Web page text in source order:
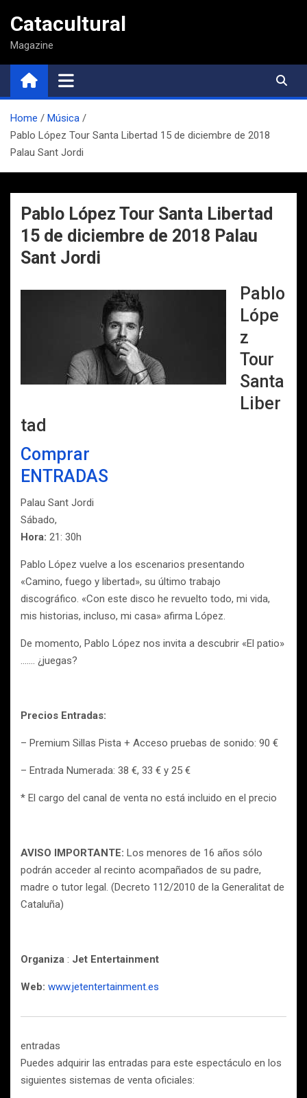
contenido
Catacultural
Magazine
Home
Música
Pablo López Tour Santa Libertad 15 de diciembre de 2018
Palau Sant Jordi
Pablo López Tour Santa Libertad
15 de diciembre de 2018 Palau
Sant Jordi
Pablo
Lópe
z
Tour
Santa
Liber
tad
Comprar
ENTRADAS
Palau Sant Jordi
Sábado,
Hora: 21: 30h
Pablo López vuelve a los escenarios presentando
«Camino, fuego y libertad», su último trabajo
discográfico. «Con este disco he revuelto todo, mi vida,
mis historias, incluso, mi casa» afirma López.
De momento, Pablo López nos invita a descubrir «El patio»
……. ¿juegas?
Precios Entradas:
– Premium Sillas Pista + Acceso pruebas de sonido: 90 €
– Entrada Numerada: 38 €, 33 € y 25 €
* El cargo del canal de venta no está incluido en el precio
AVISO IMPORTANTE: Los menores de 16 años sólo
podrán acceder al recinto acompañados de su padre,
madre o tutor legal. (Decreto 112/2010 de la Generalitat de
Cataluña)
Organiza : Jet Entertainment
Web: www.jetentertainment.es
entradas
Puedes adquirir las entradas para este espectáculo en los
siguientes sistemas de venta oficiales: